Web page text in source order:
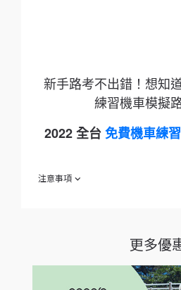
新手路考不出錯！想知
練習機車模擬
2022 全台免費機車練
注意事項
於參加之同時，即視為同意接受本注
本注意事項之全部或一部分，請勿參加
2022 年 7 月 1 日起至 2022 年
期間」）依參加流程完成練習車
更多優